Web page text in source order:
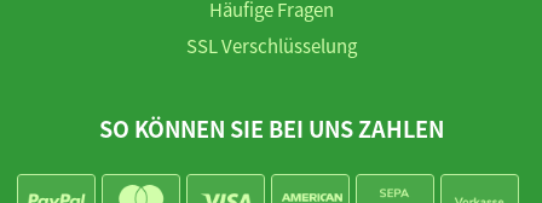
Häufige Fragen
SSL Verschlüsselung
SO KÖNNEN SIE BEI UNS ZAHLEN